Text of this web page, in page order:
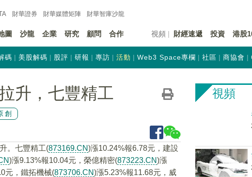
財華證券 財華媒體矩陣 財華智庫沙龍
圖 沙龍 企業 研究 顧問 合作 視頻 財經速遞 投資 港股
碼 美股解碼 股評 研報 專訪 活動 Web3 Space專欄 社區 商協會
升，七豐精工
創
。七豐精工(873169.CN)漲10.24%報6.78元，建設
)漲9.13%報10.04元，榮億精密(873223.CN)漲
元，鐵拓機械(873706.CN)漲5.23%報11.68元，威
視頻